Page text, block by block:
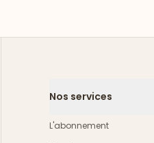
Nos services
L'abonnement